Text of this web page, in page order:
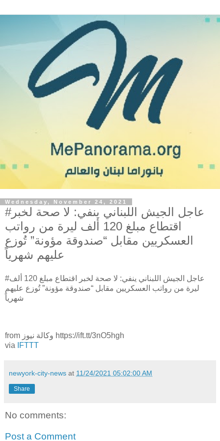
Wednesday, November 24, 2021
#عاجل الجيش اللبناني ينفي: لا صحة لخبر
اقتطاع مبلغ 120 ألف ليرة من رواتب
العسكريين مقابل “صندوقة مؤونة” تُوزع
عليهم شهرياً
#عاجل الجيش اللبناني ينفي: لا صحة لخبر اقتطاع مبلغ 120 ألف
ليرة من رواتب العسكريين مقابل “صندوقة مؤونة” تُوزع عليهم
شهرياً
from وكالة نيوز https://ift.tt/3nO5hgh
via
IFTTT
newyork-city-news at 11/24/2021 05:02:00 AM
Share
No comments:
Post a Comment